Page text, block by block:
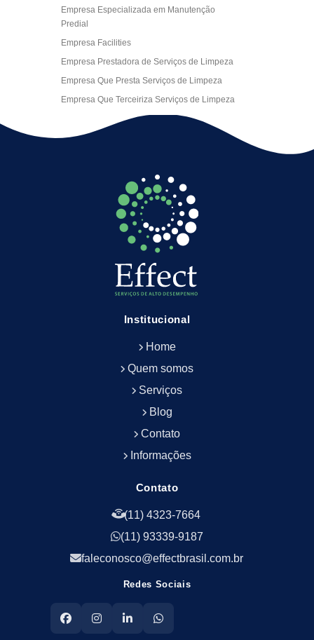
Empresa Especializada em Manutenção
Predial
Empresa Facilities
Empresa Prestadora de Serviços de Limpeza
Empresa Que Presta Serviços de Limpeza
Empresa Que Terceiriza Serviços de Limpeza
Empresa Terceirizada de Portaria
Empresa de Facilities
Empresa de Limpeza Empresarial
Empresa de Limpeza Predial
Empresa de Limpeza Predial Terceirizada
Empresa de Limpeza de Escritório
Empresa de Limpeza de Fachada
Empresa de Limpeza de Fachadas
Empresa de Limpeza e Conservação Predial
Empresa de Portaria e Controlador de Acesso
Empresa de Portaria e Limpeza
Empresa de Serviços Terceirizados
Empresa de Terceirização de Portaria
Empresa de Terceirização de Serviços de
Empresa de Terceirização de Serviços de
Empresa de Zeladoria e Portaria
Empresas Terceirizadas Recepção
Empresas de Jardinagem para Condomínios
Jardinagem para Empresa
Institucional
Home
Quem somos
Serviços
Blog
Contato
Informações
Contato
(11) 4323-7664
(11) 93339-9187
faleconosco@effectbrasil.com.br
Redes Sociais